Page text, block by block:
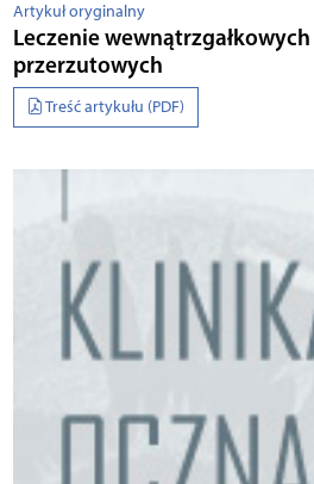
Artykuł oryginalny
Leczenie
przerzutowych
Treść artykułu (PDF)